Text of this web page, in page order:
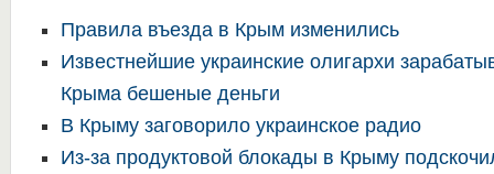
Правила въезда в Крым изменились
Известнейшие украинские олигархи
Крыма бешеные деньги
В Крыму заговорило украинское радио
Из-за продуктовой блокады в Крыму